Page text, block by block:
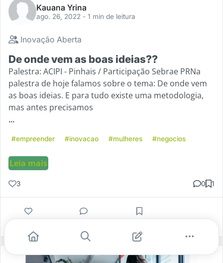
Kauana Yrina
ago. 26, 2022 - 1 min de leitura
Inovação Aberta
De onde vem as boas ideias??
Palestra: ACIPI - Pinhais / Participação Sebrae PRNa
palestra de hoje falamos sobre o tema: De onde vem
as boas ideias. E para tudo existe uma metodologia,
mas antes precisamos
...
#empreender #inovacao #mulheres #negocios
Leia mais
3 0 1
Gostei Comentar Salvar